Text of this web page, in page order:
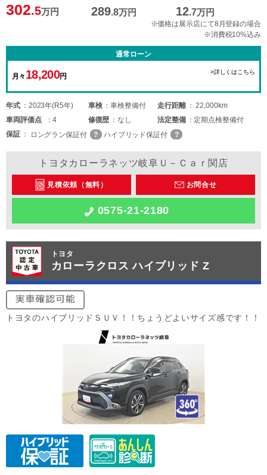
302.5万円 289.8万円 12.7万円
※価格は展示店にて8月登録の場合
※消費税10%込み
通常ローン
月々 18,200円
>詳しくはこちら
年式 2023年(R5年) 車検 車検整備付 走行距離
22,000km
車両評価点 4 修復歴 なし 法定整備
定期点検整備付
保証
ロングラン保証付 ハイブリッド保証付
トヨタカローラネッツ岐阜Ｕ－Ｃａｒ関店
見積依頼（無料） お問合せ
0575-21-2180
トヨタ
カローラクロス ハイブリッド Z
トヨタのハイブリッドＳＵＶ！！ちょうどよいサイズ感です！！